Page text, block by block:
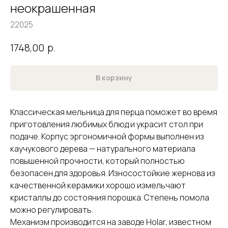
неокрашенная
22025
1748,00 р.
В корзину
Классическая мельница для перца поможет во время
приготовления любимых блюд и украсит стол при
подаче. Корпус эргономичной формы выполнен из
каучукового дерева — натурального материала
повышенной прочности, который полностью
безопасен для здоровья. Износостойкие жернова из
качественной керамики хорошо измельчают
кристаллы до состояния порошка. Степень помола
можно регулировать.
Механизм производится на заводе Holar, известном